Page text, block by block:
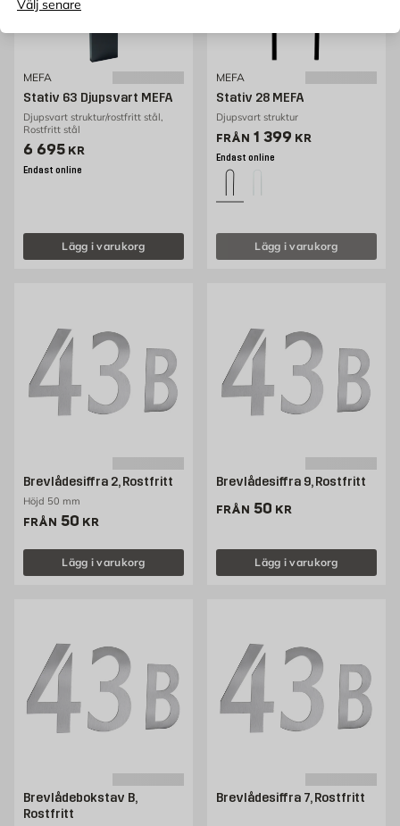
Välj senare
MEFA
Stativ 63 Djupsvart MEFA
Djupsvart struktur/rostfritt stål,
Rostfritt stål
Pris 6695 kr
6 695 KR
Endast online
Lägg i varukorg
MEFA
Stativ 28 MEFA
Djupsvart struktur
FRÅN Pris 1399 kr
1 399 KR
Endast online
Lägg i varukorg
Brevlådesiffra 2, Rostfritt
Höjd 50 mm
FRÅN Pris 50 kr
50 KR
Lägg i varukorg
Brevlådesiffra 9, Rostfritt
FRÅN Pris 50 kr
50 KR
Lägg i varukorg
Brevlådebokstav B,
Rostfritt
Brevlådesiffra 7, Rostfritt